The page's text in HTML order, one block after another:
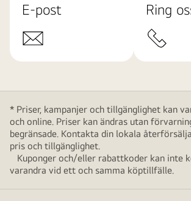
E-post Ring
* Priser, kampanjer och tillgänglighet kan
och online. Priser kan ändras utan
begränsade. Kontakta din lokala
pris och tillgänglighet.
Kuponger och/eller rabattkoder kan inte
varandra vid ett och samma köptillfälle.